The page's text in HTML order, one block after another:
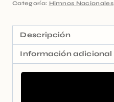
Categoría: Himnos Nacionales
Descripción
Información adicional